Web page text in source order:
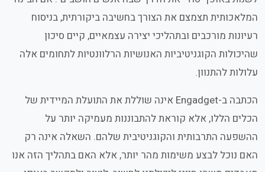
המלאכותית תצמצם את הצורך בחשיבה ביקורתית, בניסוח
רעיונות מורכבים ובתהליכי יצירה עצמאיים, קיים סיכון
שהיכולות הקוגניטיביות האנושיות הרלוונטיות לתחומים אלה
עלולות להתנוון.
הכתבה ב-Engadget אינה שוללת את התועלת המיידית של
הכלים הללו, אלא קוראת להתבוננות מעמיקה יותר על
ההשפעה התרבותית והקוגניטיבית שלהם. השאלה אינה רק
האם נוכל לבצע משימות מהר יותר, אלא האם בתהליך הזה אנו